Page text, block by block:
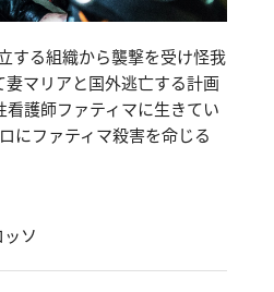
する組織から襲撃を受け怪我
妻マリアと国外逃亡する計画
看護師ファティマに生きてい
にファティマ殺害を命じる
ッソ